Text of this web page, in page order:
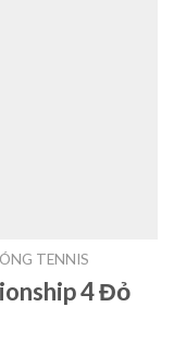
TENNIS
4 Đỏ